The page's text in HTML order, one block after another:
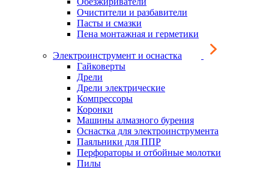
Очистители и разбавители
Пасты и смазки
Пена монтажная и герметики
Электроинструмент и оснастка
Гайковерты
Дрели
Дрели электрические
Компрессоры
Коронки
Машины алмазного бурения
Оснастка для электроинструмента
Паяльники для ППР
Перфораторы и отбойные молотки
Пилы